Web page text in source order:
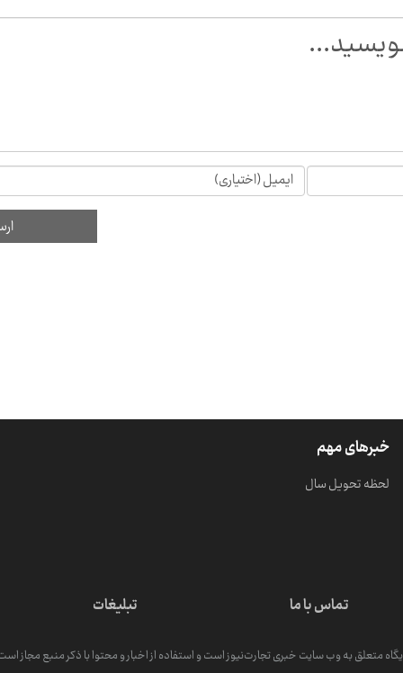
خبرهای مهم
لحظه تحویل سال
تماس با ما تبلیغات
متعلق به وب سایت خبری تجارت‌نیوز است و استفاده از اخبار و محتوا با ذکر منبع مجاز است.